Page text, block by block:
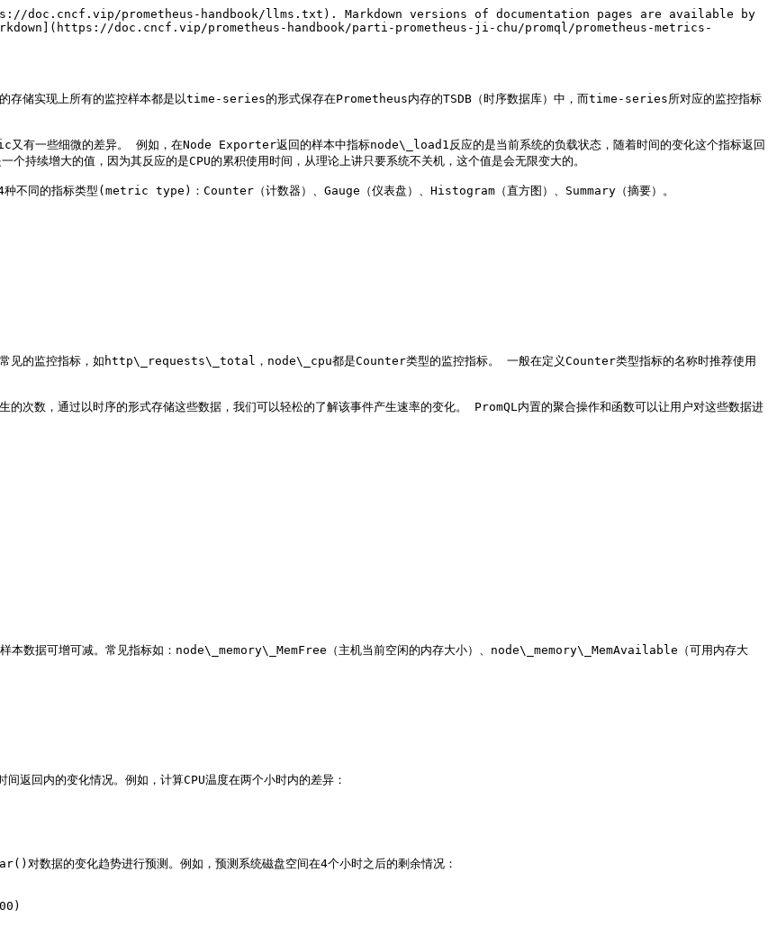
prometheus-handbook/llms.txt). Markdown versions of documentation pages are available by
doc.cncf.vip/prometheus-handbook/parti-prometheus-ji-chu/promql/prometheus-metrics-
存储实现上所有的监控样本都是以time-series的形式保存在Prometheus内存的TSDB（时序数据库）中，而time-series所对应的监控指标
有一些细微的差异。 例如，在Node Exporter返回的样本中指标node\_load1反应的是当前系统的负载状态，随着时间的变化这个指标返回
持续增大的值，因为其反应的是CPU的累积使用时间，从理论上讲只要系统不关机，这个值是会无限变大的。
种不同的指标类型(metric type)：Counter（计数器）、Gauge（仪表盘）、Histogram（直方图）、Summary（摘要）。
常见的监控指标，如http\_requests\_total，node\_cpu都是Counter类型的监控指标。 一般在定义Counter类型指标的名称时推荐使用
次数，通过以时序的形式存储这些数据，我们可以轻松的了解该事件产生速率的变化。 PromQL内置的聚合操作和函数可以让用户对这些数据进
本数据可增可减。常见指标如：node\_memory\_MemFree（主机当前空闲的内存大小）、node\_memory\_MemAvailable（可用内存大
回内的变化情况。例如，计算CPU温度在两个小时内的差异：
据的变化趋势进行预测。例如，预测系统磁盘空间在4个小时之后的剩余情况：